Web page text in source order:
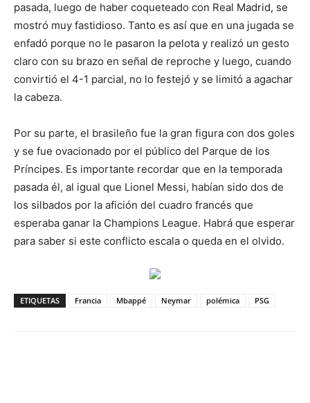
pasada, luego de haber coqueteado con Real Madrid, se
mostró muy fastidioso. Tanto es así que en una jugada se
enfadó porque no le pasaron la pelota y realizó un gesto
claro con su brazo en señal de reproche y luego, cuando
convirtió el 4-1 parcial, no lo festejó y se limitó a agachar
la cabeza.
Por su parte, el brasileño fue la gran figura con dos goles
y se fue ovacionado por el público del Parque de los
Príncipes. Es importante recordar que en la temporada
pasada él, al igual que Lionel Messi, habían sido dos de
los silbados por la afición del cuadro francés que
esperaba ganar la Champions League. Habrá que esperar
para saber si este conflicto escala o queda en el olvido.
ETIQUETAS Francia Mbappé Neymar polémica PSG